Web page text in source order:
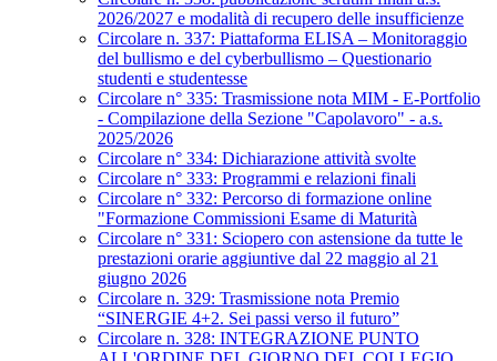
2026/2027 e modalità di recupero delle insufficienze
Circolare n. 337: Piattaforma ELISA – Monitoraggio
del bullismo e del cyberbullismo – Questionario
studenti e studentesse
Circolare n° 335: Trasmissione nota MIM - E-Portfolio
- Compilazione della Sezione "Capolavoro" - a.s.
2025/2026
Circolare n° 334: Dichiarazione attività svolte
Circolare n° 333: Programmi e relazioni finali
Circolare n° 332: Percorso di formazione online
"Formazione Commissioni Esame di Maturità
Circolare n° 331: Sciopero con astensione da tutte le
prestazioni orarie aggiuntive dal 22 maggio al 21
giugno 2026
Circolare n. 329: Trasmissione nota Premio
“SINERGIE 4+2. Sei passi verso il futuro”
Circolare n. 328: INTEGRAZIONE PUNTO